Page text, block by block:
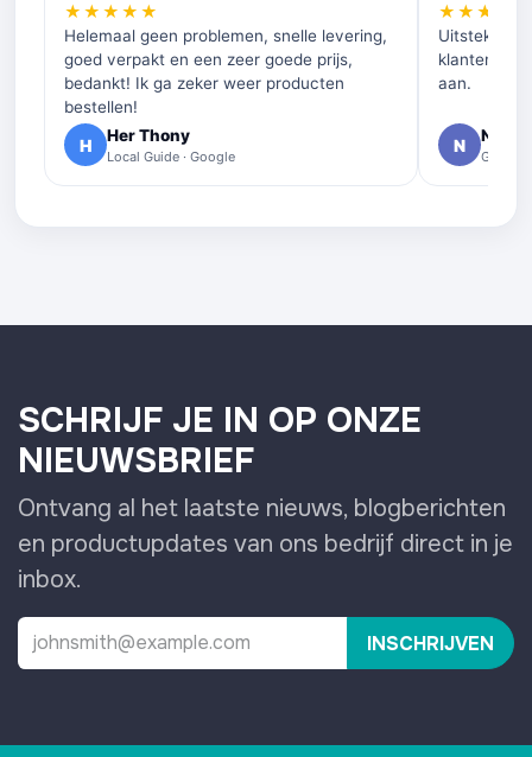
★★★★★
Helemaal geen problemen, snelle levering,
goed verpakt en een zeer goede prijs,
bedankt! Ik ga zeker weer producten
bestellen!
H Her Thony
Local Guide · Google
★★★★★
aan.
N Nelly
Google
SCHRIJF JE IN OP ONZE
NIEUWSBRIEF
Ontvang al het laatste nieuws, blogberichten
en productupdates van ons bedrijf direct in je
inbox.
INSCHRIJVEN